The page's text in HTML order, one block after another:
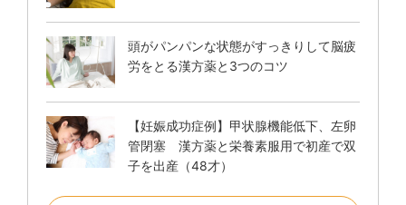
頭がパンパンな状態がすっきりして脳疲
労をとる漢方薬と3つのコツ
【妊娠成功症例】甲状腺機能低下、左卵
管閉塞 漢方薬と栄養素服用で初産で双
子を出産（48才）